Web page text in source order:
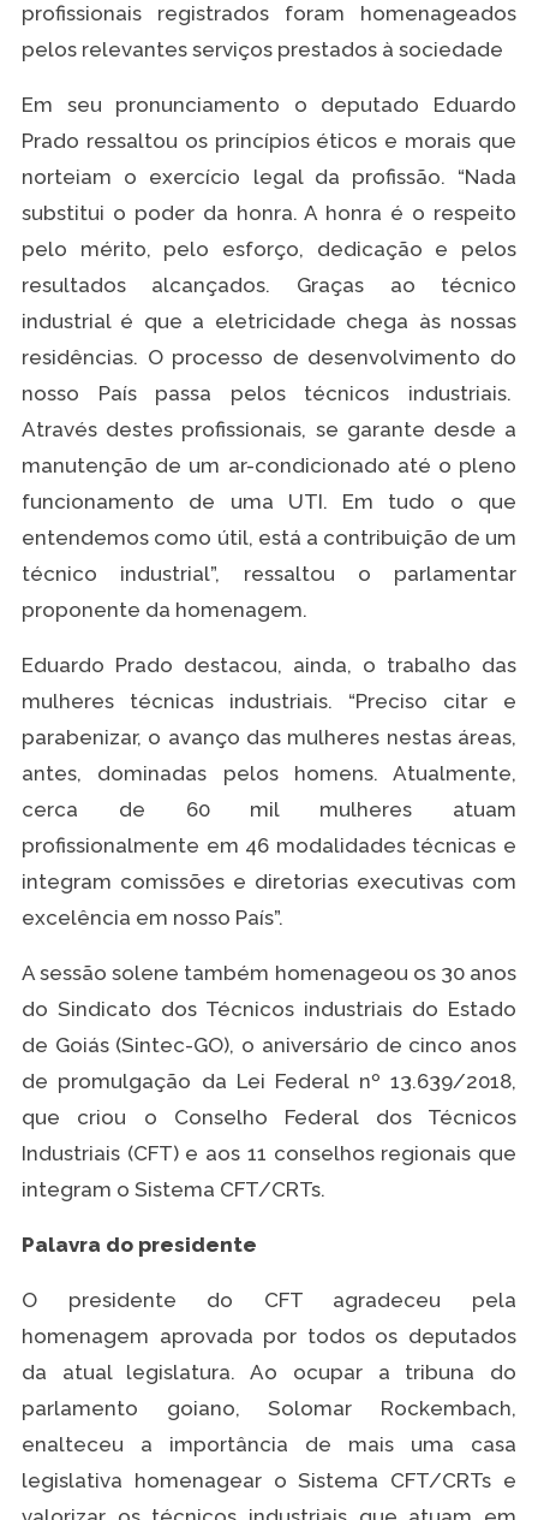
profissionais registrados foram homenageados
pelos relevantes serviços prestados à sociedade
Em seu pronunciamento o deputado Eduardo
Prado ressaltou os princípios éticos e morais que
norteiam o exercício legal da profissão. “Nada
substitui o poder da honra. A honra é o respeito
pelo mérito, pelo esforço, dedicação e pelos
resultados alcançados. Graças ao técnico
industrial é que a eletricidade chega às nossas
residências. O processo de desenvolvimento do
nosso País passa pelos técnicos industriais.
Através destes profissionais, se garante desde a
manutenção de um ar-condicionado até o pleno
funcionamento de uma UTI. Em tudo o que
entendemos como útil, está a contribuição de um
técnico industrial”, ressaltou o parlamentar
proponente da homenagem.
Eduardo Prado destacou, ainda, o trabalho das
mulheres técnicas industriais. “Preciso citar e
parabenizar, o avanço das mulheres nestas áreas,
antes, dominadas pelos homens. Atualmente,
cerca de 60 mil mulheres atuam
profissionalmente em 46 modalidades técnicas e
integram comissões e diretorias executivas com
excelência em nosso País”.
A sessão solene também homenageou os 30 anos
do Sindicato dos Técnicos industriais do Estado
de Goiás (Sintec-GO), o aniversário de cinco anos
de promulgação da Lei Federal nº 13.639/2018,
que criou o Conselho Federal dos Técnicos
Industriais (CFT) e aos 11 conselhos regionais que
integram o Sistema CFT/CRTs.
Palavra do presidente
O presidente do CFT agradeceu pela
homenagem aprovada por todos os deputados
da atual legislatura. Ao ocupar a tribuna do
parlamento goiano, Solomar Rockembach,
enalteceu a importância de mais uma casa
legislativa homenagear o Sistema CFT/CRTs e